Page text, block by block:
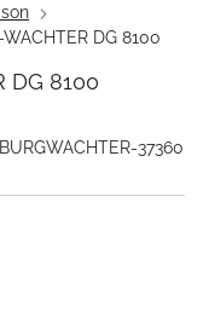
DG 8100
DG 8100
BURGWACHTER-37360